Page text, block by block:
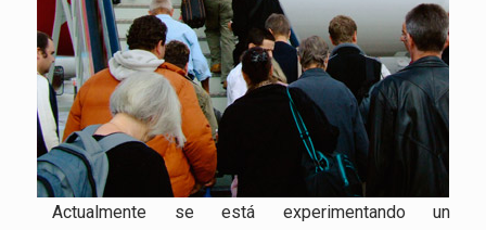
Actualmente se está experimentando un